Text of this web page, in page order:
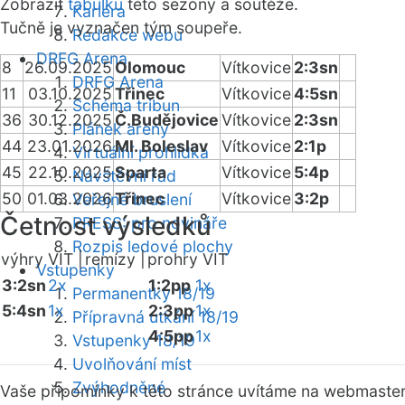
Kariéra
Redakce webu
DRFG Arena
DRFG Arena
Schéma tribun
Plánek areny
Virtuální prohlídka
Návštěvní řád
Veřejné bruslení
PRESS: pro novináře
Rozpis ledové plochy
Vstupenky
Permanentky 18/19
Přípravná utkání 18/19
Vstupenky 18/19
Uvolňování míst
Zvýhodněné
Zobrazit tabulku této sezóny a soutěže.
Tučně je vyznačen tým soupeře.
8 26.09.2025Olomouc Vítkovice2:3sn
11
03.10.2025Třinec Vítkovice4:5sn
36 30.12.2025Č.BudějoviceVítkovice2:3sn
44 23.01.2026Ml. Boleslav Vítkovice2:1p
45 22.10.2025Sparta Vítkovice5:4p
50 01.03.2026Třinec Vítkovice3:2p
Četnost výsledků
výhry VIT | remízy |prohry VIT
3:2sn2x
5:4sn1x
1:2pp 1x
2:3pp1x
4:5pp1x
Vaše připomínky k této stránce uvítáme na webmaster